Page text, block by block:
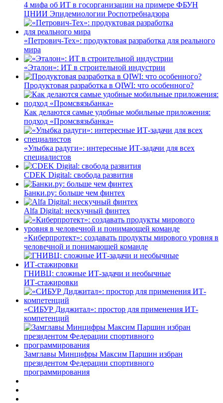
4 мифа об ИТ в госорганизации на примере ФБУН
ЦНИИ Эпидемиологии Роспотребнадзора
«Петрович-Тех»: продуктовая разработка для реального
мира
«Эталон»: ИТ в строительной индустрии
Продуктовая разработка в QIWI: что особенного?
Как делаются самые удобные мобильные приложения:
подход «Промсвязьбанка»
«Улыбка радуги»: интересные ИТ-задачи для всех
специалистов
CDEK Digital: свобода развития
Банки.ру: больше чем финтех
Alfa Digital: нескучный финтех
«Киберпротект»: создавать продукты мирового уровня в
человечной и понимающей команде
ГНИВЦ: сложные ИТ‑задачи и необычные
ИТ‑стажировки
«СИБУР Диджитал»: простор для применения ИТ-
компетенций
Замглавы Минцифры Максим Паршин избран
президентом Федерации спортивного
программирования